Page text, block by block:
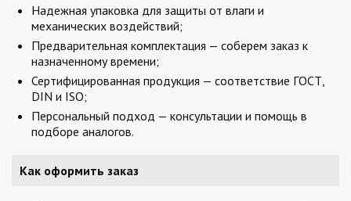
Надежная упаковка для защиты от влаги и
механических воздействий;
Предварительная комплектация — соберем заказ к
назначенному времени;
Сертифицированная продукция — соответствие ГОСТ,
DIN и ISO;
Персональный подход — консультации и помощь в
подборе аналогов.
Как оформить заказ